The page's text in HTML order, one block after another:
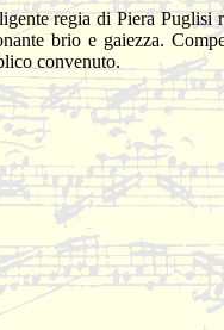
regia di Piera Puglisi
brio e gaiezza.
convenuto.